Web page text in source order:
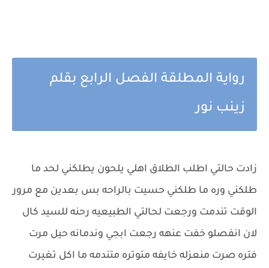
رواية المطلقة الفصل الرابع بقلم
زينب نور
زادت حالتي اطلب الطلاق اهلي يلحون يطلكني لحد ما
طلكني وره ما طلكني حسيت بالراحه بس بعدين مع مرور
الوقت تندمت ورجعت لحالتي الطبيعيه رحنه للسيد كال
لان انفصلو خفت عنهه رجعت ابجي وندمانه حيل مرت
فتره صرت منعزله خايفه متوتره متندمه ما اكل تغيرت